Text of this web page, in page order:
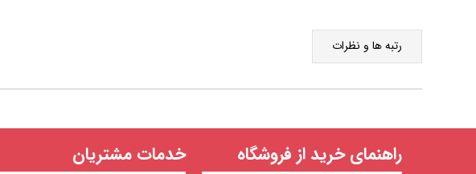
رتبه ها و نظرات
راهنمای خرید از فروشگاه خدمات مشتریان